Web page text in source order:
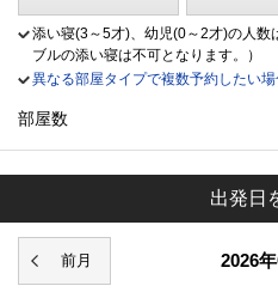
添い寝(3～5才)、幼児(0～2才)の人
ブルの添い寝は不可となります。）
異なる部屋タイプで複数予約したい場
部屋数
出発日
2026年